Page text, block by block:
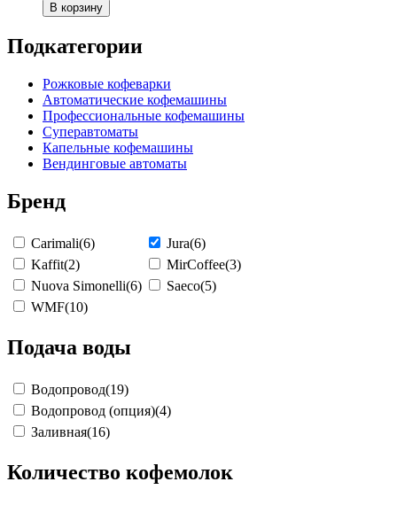
В корзину
Подкатегории
Рожковые кофеварки
Автоматические кофемашины
Профессиональные кофемашины
Суперавтоматы
Капельные кофемашины
Вендинговые автоматы
Бренд
Carimali(6) Jura(6)
Kaffit(2) MirCoffee(3)
Nuova Simonelli(6) Saeco(5)
WMF(10)
Подача воды
Водопровод(19)
Водопровод (опция)(4)
Заливная(16)
Количество кофемолок